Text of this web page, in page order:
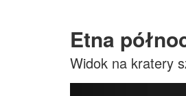
Etna
Widok na kratery